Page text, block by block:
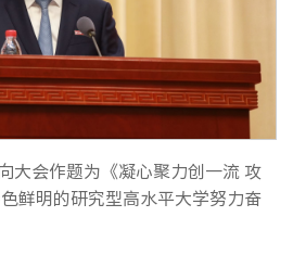
大会作题为《凝心聚力创一流 攻
鲜明的研究型高水平大学努力奋